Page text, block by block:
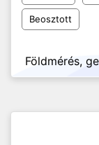
Beosztott
Földmérés,